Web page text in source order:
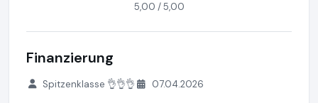
5,00 / 5,00
Finanzierung
Spitzenklasse 👌👌👌 07.04.2026